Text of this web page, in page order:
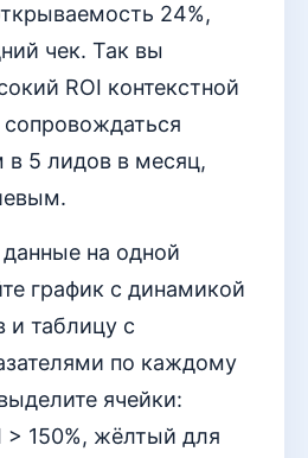
24%,
чек. Так вы
ROI контекстной
5 лидов в месяц,
на одной
график с динамикой
и таблицу с
по каждому
ячейки:
> 150%, жёлтый для